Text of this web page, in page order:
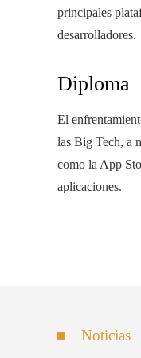
principales
desarrolladores.
Diploma
El
las Big Tech, a
como la App
aplicaciones.
Noticias